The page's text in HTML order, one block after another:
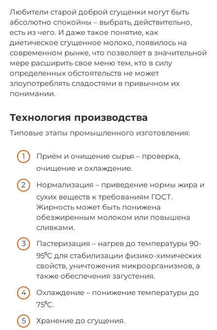
Любители старой доброй сгущенки могут быть
абсолютно спокойны – выбрать, действительно,
есть из чего. И даже такое понятие, как
диетическое сгущенное молоко, появилось на
современном рынке, что позволяет в значительной
мере расширить свое меню тем, кто в силу
определенных обстоятельств не может
злоупотреблять сладостями в привычном их
понимании.
Технология производства
Типовые этапы промышленного изготовления:
Приём и очищение сырья – проверка,
очищение и охлаждение.
Нормализация – приведение нормы жира и
сухих веществ к требованиям ГОСТ.
Жирность может быть понижена
обезжиренным молоком или повышена
сливками.
Пастеризация – нагрев до температуры 90-
95⁰С для стабилизации физико-химических
свойств, уничтожения микроорганизмов, а
также обеспечения загустения.
Охлаждение – понижение температуры до
75⁰С.
Хранение до сгущения.